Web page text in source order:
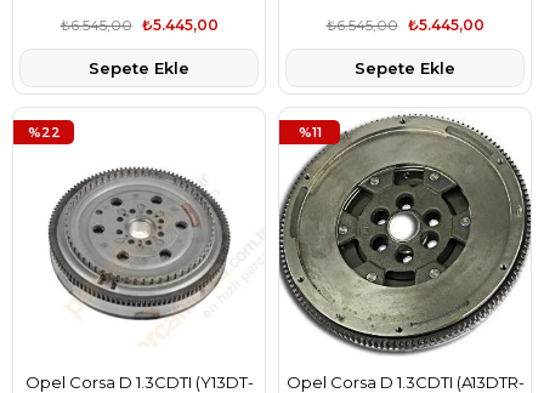
Marka 1606237
₺5.445,00
₺6.545,00
Sepete Ekle
Marka 1606237
₺5.445,00
₺6.545,00
Sepete Ekle
Opel Corsa D 1.3CDTI (Y13DT-
%22
Opel Corsa D 1.3CDTI (A13DTR-
%11